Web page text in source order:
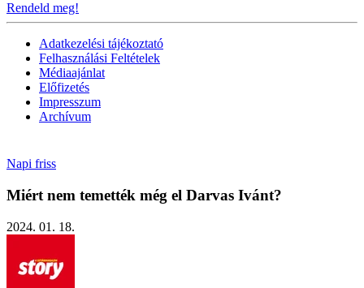
Rendeld meg!
Adatkezelési tájékoztató
Felhasználási Feltételek
Médiaajánlat
Előfizetés
Impresszum
Archívum
Napi friss
Miért nem temették még el Darvas Ivánt?
2024. 01. 18.